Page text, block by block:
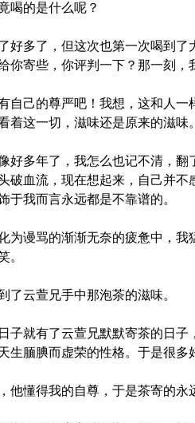
喝的是什么呢？
好多了，但这次也第一次喝到
你寄些，你评判一下？那一刻
自己的尊严吧！我想，这和人
着这一切，滋味还是原来的滋味
好多年了，我怎么也记不清，
破血流，现在想起来，自己并
于我而言永远都是不靠谱的。
为谩骂的渐渐无奈的疲惫中，
。
了云萱兄手中那泡茶的滋味。
子就有了云萱兄默默寄茶的日
生腼腆而虚荣的性格。于是很
他懂得我的自尊，于是茶寄的永